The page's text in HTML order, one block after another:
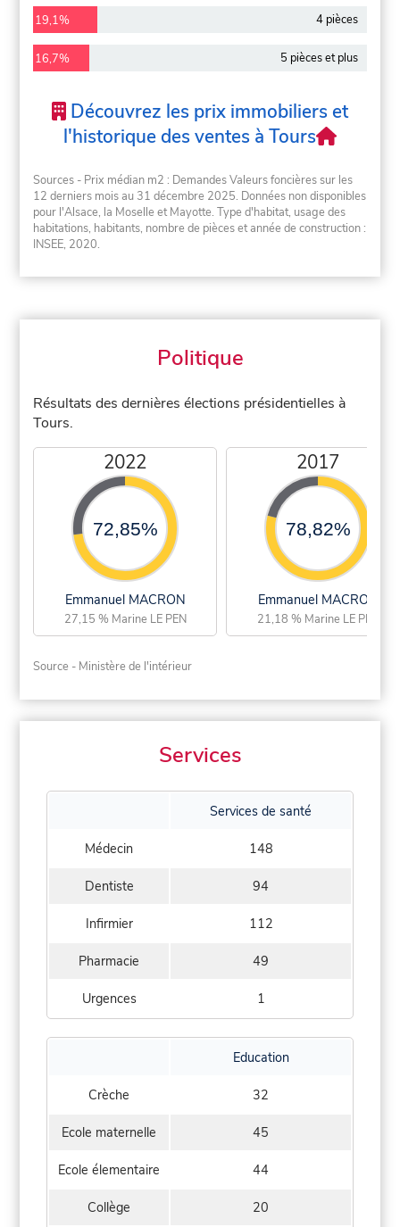
19,1% 4 pièces
16,7% 5 pièces et plus
Découvrez les prix immobiliers et
l'historique des ventes à Tours
Sources - Prix médian m2 : Demandes Valeurs foncières sur les
12 derniers mois au 31 décembre 2025. Données non disponibles
pour l'Alsace, la Moselle et Mayotte. Type d'habitat, usage des
habitations, habitants, nombre de pièces et année de construction :
INSEE, 2020.
Politique
Résultats des dernières élections présidentielles à
Tours.
2022
72,85%
Emmanuel MACRON
27,15 % Marine LE PEN
2017
78,82%
Emmanuel MACRON
21,18 % Marine LE PEN
Source - Ministère de l'intérieur
Services
Services de santé
Médecin 148
Dentiste 94
Infirmier 112
Pharmacie 49
Urgences 1
Education
Crèche 32
Ecole maternelle 45
Ecole élementaire 44
Collège 20